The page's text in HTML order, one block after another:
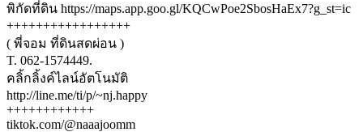
พิกัดที่ดิน https://maps.app.goo.gl/KQCwPoe2SbosHaEx7?g_st=ic
+++++++++++++++++
( พี่จอม ที่ดินสดผ่อน )
T. 062-1574449.
คลิ้กลิ้งค์ไลน์อัตโนมัติ
http://line.me/ti/p/~nj.happy
++++++++++++
tiktok.com/@naaajoomm